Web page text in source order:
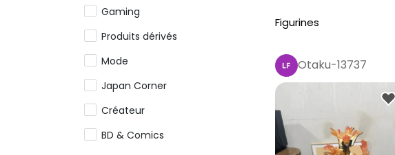
Nendoroids
Furyu
Taito
Résine
Gaming
Produits dérivés
Mode
Japan Corner
Créateur
BD & Comics
Figurines
Otaku-13737